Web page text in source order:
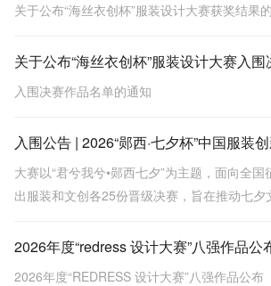
关于公布“海丝衣创杯”服装设计大赛获奖结果
入围决赛作品名单的通知
大赛以“君兮我兮•郧西七夕”为主题，面向全
出服装和文创各25份晋级决赛，旨在推动七夕
2026年度“redress 设计大赛”八强作品公
2026年度“REDRESS 设计大赛”八强作品公布